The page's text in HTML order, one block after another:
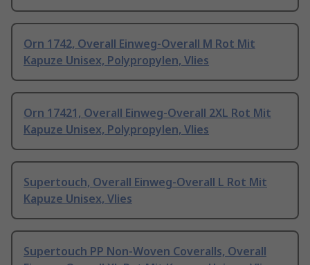
Orn 1742, Overall Einweg-Overall M Rot Mit
Kapuze Unisex, Polypropylen, Vlies
Orn 17421, Overall Einweg-Overall 2XL Rot Mit
Kapuze Unisex, Polypropylen, Vlies
Supertouch, Overall Einweg-Overall L Rot Mit
Kapuze Unisex, Vlies
Supertouch PP Non-Woven Coveralls, Overall